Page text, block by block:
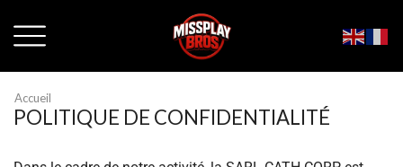
Accueil
POLITIQUE DE CONFIDENTIALITÉ